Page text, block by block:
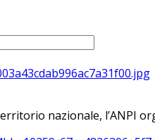
nazionale, l’ANPI